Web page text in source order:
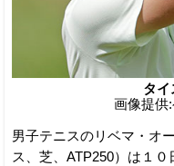
タイ
画像提供
男子テニスのリベマ・オ
ス、芝、ATP250）は１